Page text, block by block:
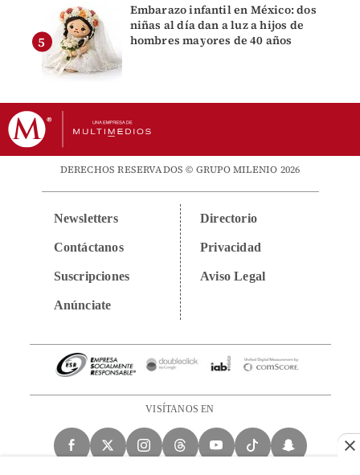
Embarazo infantil en México: dos
niñas al día dan a luz a hijos de
hombres mayores de 40 años
DERECHOS RESERVADOS © GRUPO MILENIO 2026
Newsletters
Contáctanos
Suscripciones
Anúnciate
Directorio
Privacidad
Aviso Legal
VISÍTANOS EN